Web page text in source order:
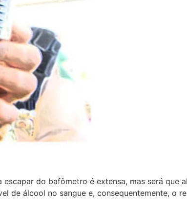
do bafômetro é extensa, mas será que
de álcool no sangue e, consequentemente, o